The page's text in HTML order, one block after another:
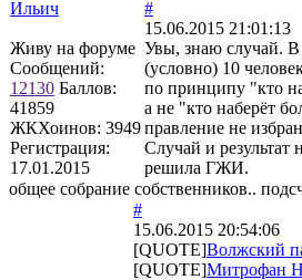
Ильич
Живу на форуме
Сообщений:
12130 Баллов:
41859
ЖКХоинов: 3949
Регистрация:
17.01.2015
#
15.06.2015 21:01:13
Увы, знаю случай.
(условно) 10
по принципу "кто
а не "кто наберёт
правление не
Случай и
решила ГЖИ.
общее собрание собственников..
#
15.06.2015 20:54:06
[QUOTE]Волжский
[QUOTE]Митрофан